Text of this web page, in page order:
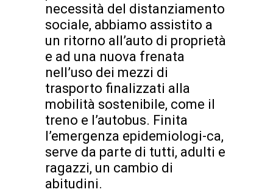
necessità del distanziamento
sociale, abbiamo assistito a
un ritorno all’auto di proprietà
e ad una nuova frenata
nell’uso dei mezzi di
trasporto finalizzati alla
mobilità sostenibile, come il
treno e l’autobus. Finita
l’emergenza epidemiologi-ca,
serve da parte di tutti, adulti e
ragazzi, un cambio di
abitudini.